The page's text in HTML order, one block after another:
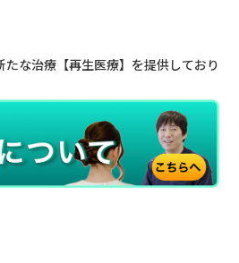
たな治療【再生医療】を提供しており